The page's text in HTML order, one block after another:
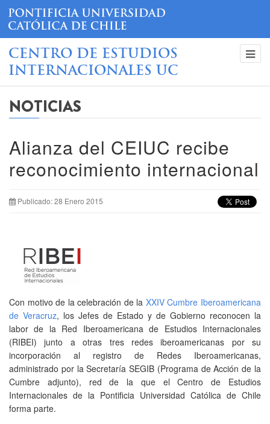
CENTRO DE ESTUDIOS
INTERNACIONALES UC
NOTICIAS
Alianza del CEIUC recibe
reconocimiento internacional
Publicado: 28 Enero 2015
Con motivo de la celebración de la XXIV Cumbre Iberoamericana
de Veracruz, los Jefes de Estado y de Gobierno reconocen la
labor de la Red Iberoamericana de Estudios Internacionales
(RIBEI) junto a otras tres redes iberoamericanas por su
incorporación al registro de Redes Iberoamericanas,
administrado por la Secretaría SEGIB (Programa de Acción de la
Cumbre adjunto), red de la que el Centro de Estudios
Internacionales de la Pontificia Universidad Católica de Chile
forma parte.